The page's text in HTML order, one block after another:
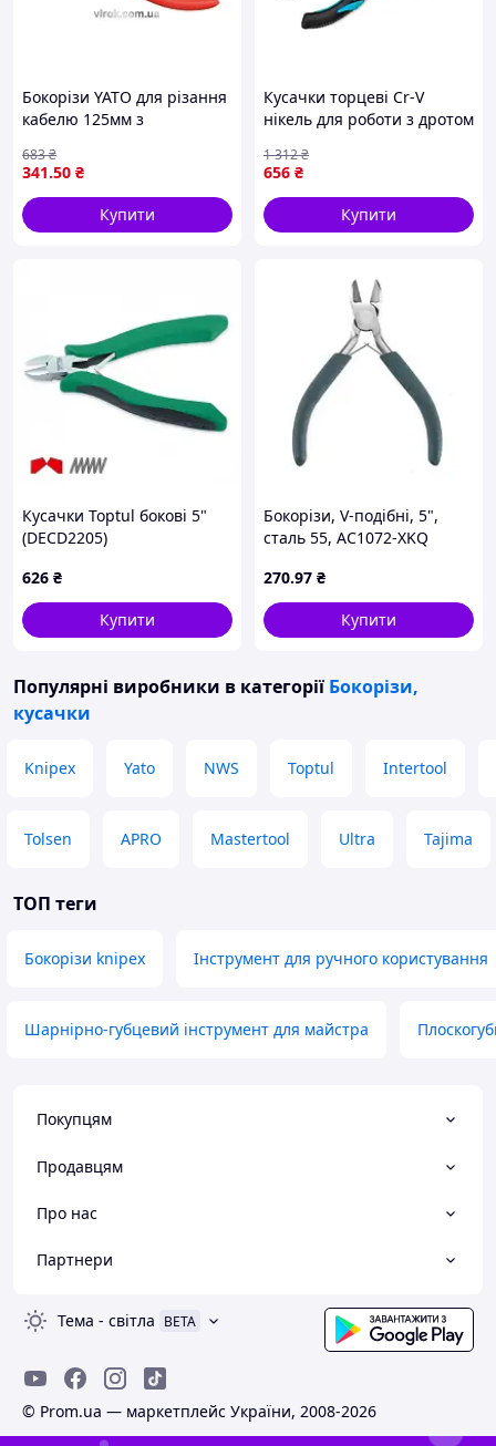
Бокорізи YATO для різання
кабелю 125мм з
сталевими губками 60CrV
341.50 ₴
683₴
Купити
Кусачки торцеві Cr-V
нікель для роботи з дротом
ручками 160 мм
656 ₴
1 312₴
Купити
Кусачки Toptul бокові 5"
(DECD2205)
626 ₴
Купити
Бокорізи, V-подібні, 5",
сталь 55, АС1072-XKQ
270.97 ₴
Купити
Популярні виробники в категорії Бокорізи,
кусачки
Knipex Yato NWS Toptul Intertool
Tolsen APRO Mastertool Ultra Tajima
ТОП теги
Бокорізи knipex Інструмент для ручного користування
Шарнірно-губцевий інструмент для майстра
Покупцям
Продавцям
Про нас
Партнери
Тема - світла BETA
© Prom.ua — маркетплейс України, 2008-2026